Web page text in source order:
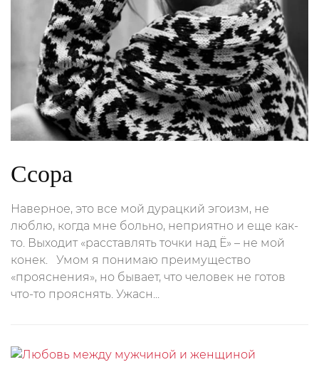
Ссора
Наверное, это все мой дурацкий эгоизм, не
люблю, когда мне больно, неприятно и еще как-
то. Выходит «расставлять точки над Ё» – не мой
конек. Умом я понимаю преимущество
«прояснения», но бывает, что человек не готов
что-то прояснять. Ужасн...